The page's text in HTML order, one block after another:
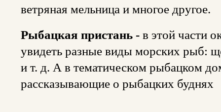
ветряная мельница и многое другое.
Рыбацкая пристань -в этой части
увидеть разные виды морских рыб:
и т. д. А в тематическом рыбацком
рассказывающие о рыбацких буднях